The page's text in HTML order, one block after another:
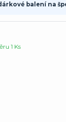
balení na
1 Ks